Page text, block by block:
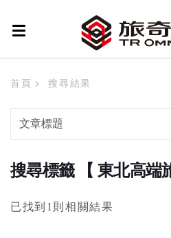
首頁 搜尋結果
搜尋標籤 【 東北高端
已找到1則相關結果